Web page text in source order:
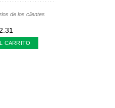
de los clientes
CARRITO